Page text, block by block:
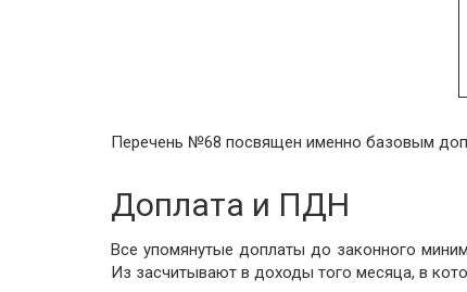
Перечень №68 посвящен именно базовым
Доплата и ПДН
Все упомянутые доплаты до законного
Из засчитывают в доходы того месяца, в